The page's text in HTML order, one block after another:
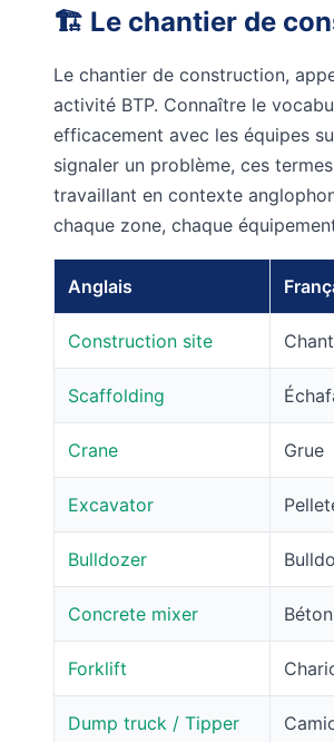
🏗️ Le chantier de
Le chantier de construction,
activité BTP. Connaître le
efficacement avec les équipes
signaler un problème, ces
travaillant en contexte
chaque zone, chaque
Anglais
Construction site
Scaffolding
Crane Grue
Excavator
Bulldozer
Concrete mixer
Forklift
Dump truck / Tipper